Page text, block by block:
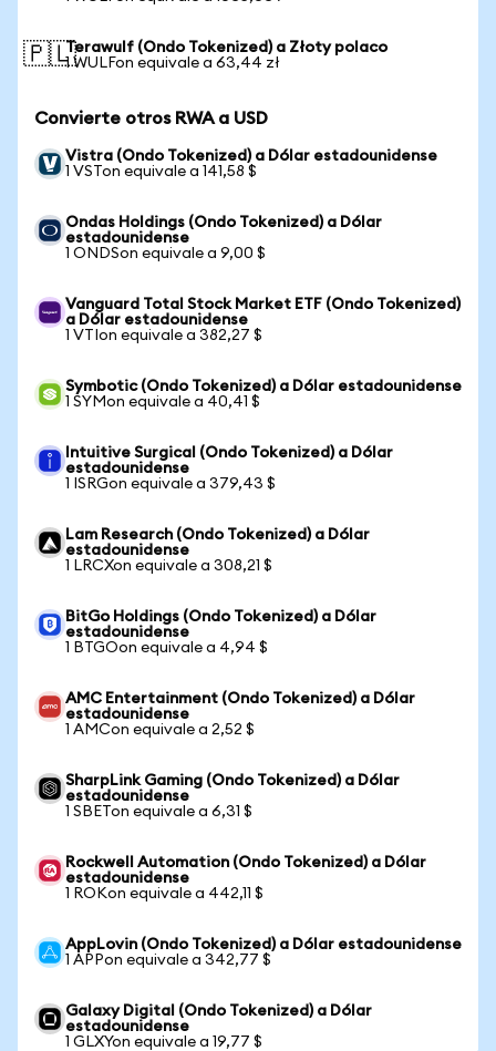
🇵🇱Terawulf (Ondo Tokenized) a Złoty polaco
1 WULFon equivale a 63,44 zł
Convierte otros RWA a USD
Vistra (Ondo Tokenized) a Dólar estadounidense
1 VSTon equivale a 141,58 $
Ondas Holdings (Ondo Tokenized) a Dólar
estadounidense
1 ONDSon equivale a 9,00 $
Vanguard Total Stock Market ETF (Ondo Tokenized)
a Dólar estadounidense
1 VTIon equivale a 382,27 $
Symbotic (Ondo Tokenized) a Dólar estadounidense
1 SYMon equivale a 40,41 $
Intuitive Surgical (Ondo Tokenized) a Dólar
estadounidense
1 ISRGon equivale a 379,43 $
Lam Research (Ondo Tokenized) a Dólar
estadounidense
1 LRCXon equivale a 308,21 $
BitGo Holdings (Ondo Tokenized) a Dólar
estadounidense
1 BTGOon equivale a 4,94 $
AMC Entertainment (Ondo Tokenized) a Dólar
estadounidense
1 AMCon equivale a 2,52 $
SharpLink Gaming (Ondo Tokenized) a Dólar
estadounidense
1 SBETon equivale a 6,31 $
Rockwell Automation (Ondo Tokenized) a Dólar
estadounidense
1 ROKon equivale a 442,11 $
AppLovin (Ondo Tokenized) a Dólar estadounidense
1 APPon equivale a 342,77 $
Galaxy Digital (Ondo Tokenized) a Dólar
estadounidense
1 GLXYon equivale a 19,77 $